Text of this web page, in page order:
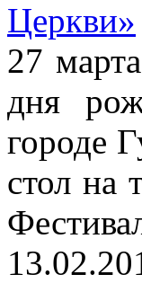
Церкви»
27
дня
городе
стол на